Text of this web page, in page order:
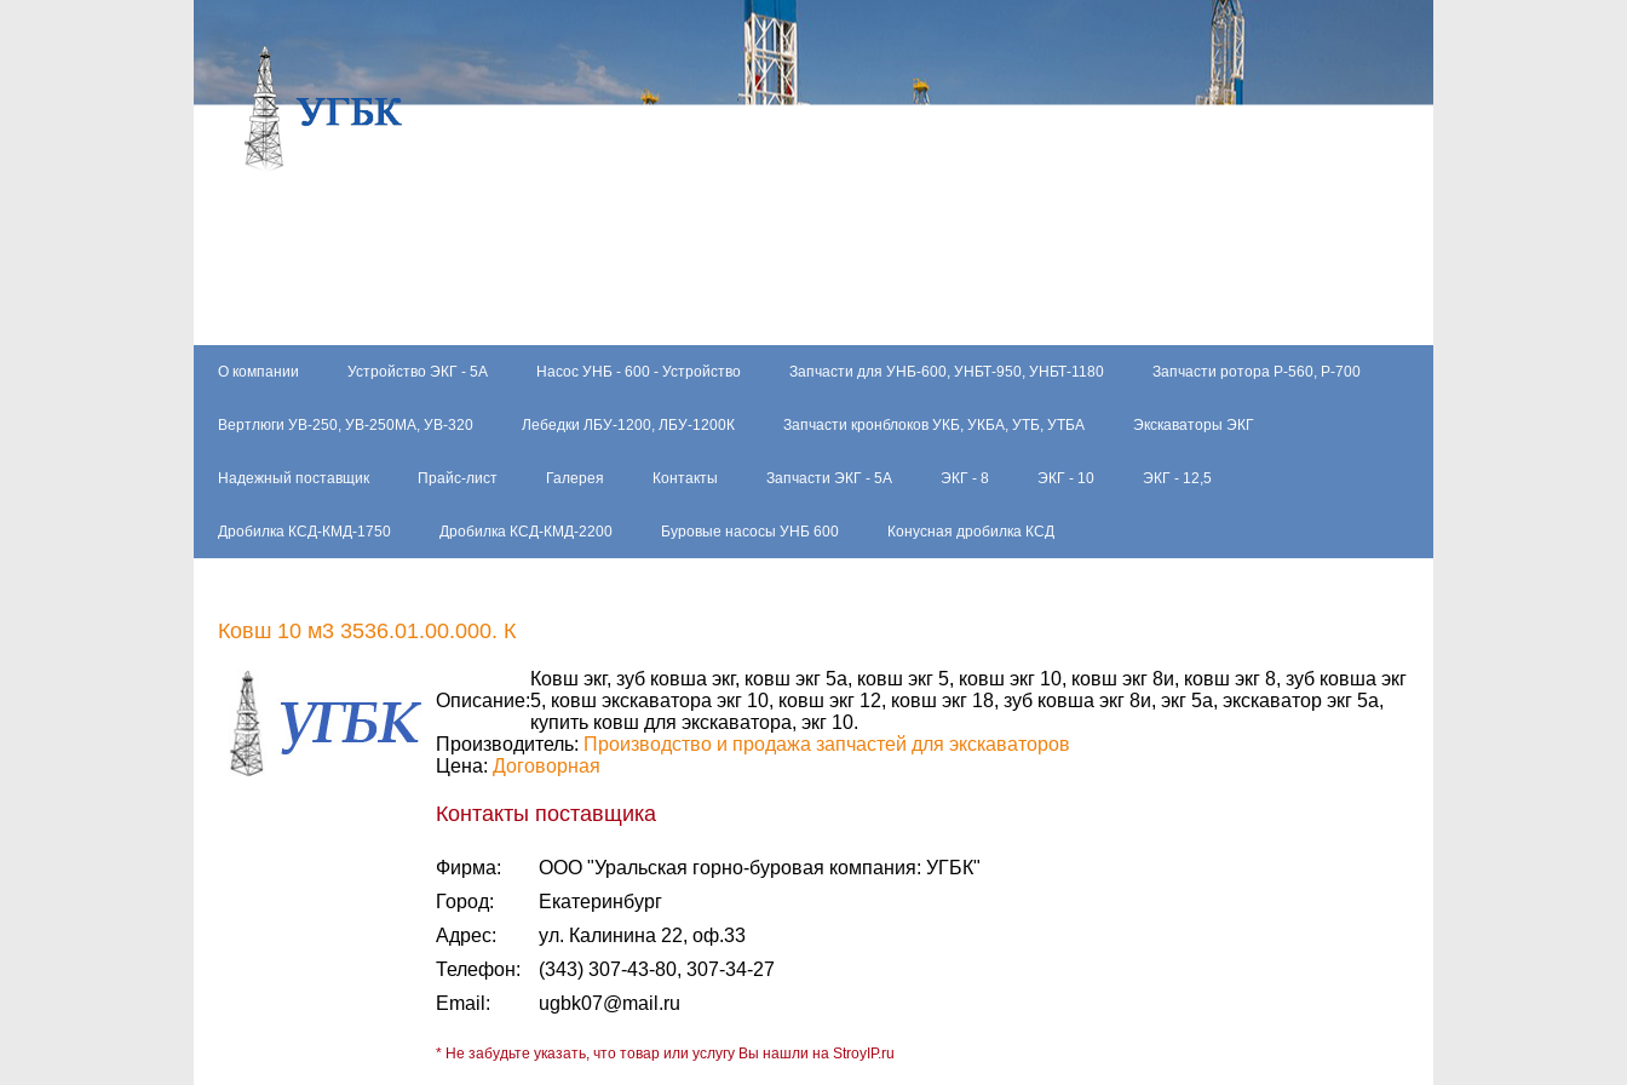
О компании Устройство ЭКГ - 5А Насос УНБ - 600 - Устройство Запчасти для УНБ-600, УНБТ-950, УНБТ-1180 Запчасти ротора Р-560, Р-700
Вертлюги УВ-250, УВ-250МА, УВ-320 Лебедки ЛБУ-1200, ЛБУ-1200К Запчасти кронблоков УКБ, УКБА, УТБ, УТБА Экскаваторы ЭКГ
Надежный поставщик Прайс-лист Галерея Контакты Запчасти ЭКГ - 5А ЭКГ - 8 ЭКГ - 10 ЭКГ - 12,5
Дробилка КСД-КМД-1750 Дробилка КСД-КМД-2200 Буровые насосы УНБ 600 Конусная дробилка КСД
Ковш 10 м3 3536.01.00.000. К
Описание:
Ковш экг, зуб ковша экг, ковш экг 5а, ковш экг 5, ковш экг 10, ковш экг 8и, ковш экг 8, зуб ковша экг
5, ковш экскаватора экг 10, ковш экг 12, ковш экг 18, зуб ковша экг 8и, экг 5а, экскаватор экг 5а,
купить ковш для экскаватора, экг 10.
Производитель: Производство и продажа запчастей для экскаваторов
Цена: Договорная
Контакты поставщика
Фирма:
ООО "Уральская горно-буровая компания: УГБК"
Город:
Екатеринбург
Адрес:
ул. Калинина 22, оф.33
Телефон:
(343) 307-43-80, 307-34-27
Email:
ugbk07@mail.ru
* Не забудьте указать, что товар или услугу Вы нашли на StroyIP.ru